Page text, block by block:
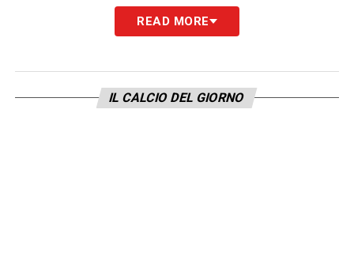
READ MORE
IL CALCIO DEL GIORNO